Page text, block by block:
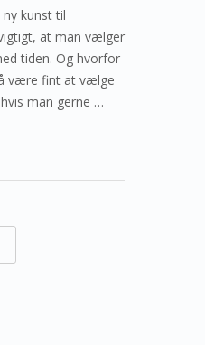
kunst til
at man vælger
tiden. Og hvorfor
være fint at vælge
man gerne …